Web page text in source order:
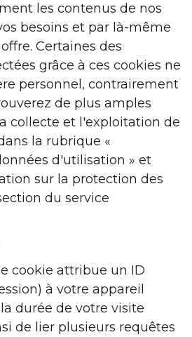
les contenus de nos
besoins et par là-même
Certaines des
grâce à ces cookies ne
personnel, contrairement
de plus amples
collecte et l'exploitation de
la rubrique «
d'utilisation » et
sur la protection des
du service
cookie attribue un ID
à votre appareil
durée de votre visite
de lier plusieurs requêtes